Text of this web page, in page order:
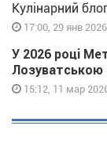
Кулінарний
17:00, 29 янв 2026
У 2026 році
15:12, 11 мар